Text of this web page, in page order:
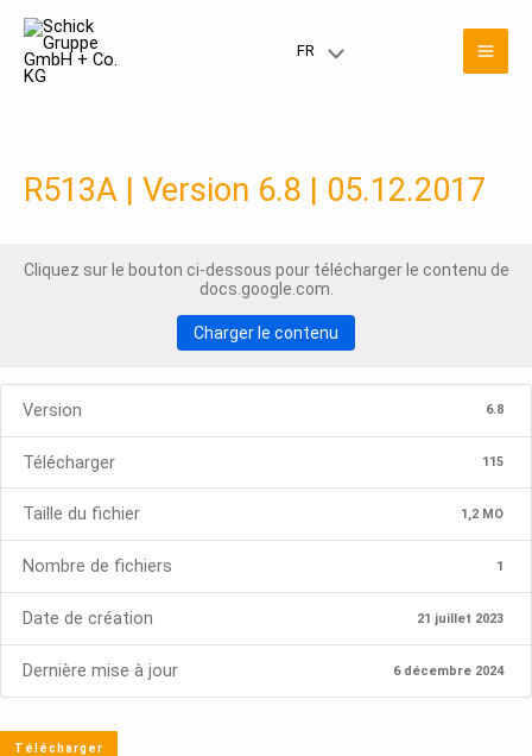
content
FRMenu
R513A | Version 6.8 | 05.12.2017
Cliquez sur le bouton ci-dessous pour télécharger le contenu de
docs.google.com.
Charger le contenu
Version 6.8
Télécharger 115
Taille du fichier 1,2 MO
Nombre de fichiers 1
Date de création 21 juillet 2023
Dernière mise à jour 6 décembre 2024
Télécharger